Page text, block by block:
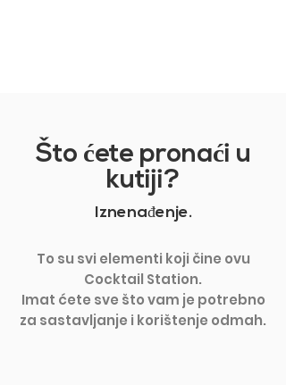
Što ćete pronaći u
kutiji?
Iznenađenje.
To su svi elementi koji čine ovu
Cocktail Station.
Imat ćete sve što vam je potrebno
za sastavljanje i korištenje odmah.